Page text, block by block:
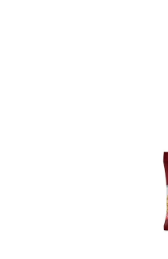
rápida para quem tem
da saúde sem abrir mão